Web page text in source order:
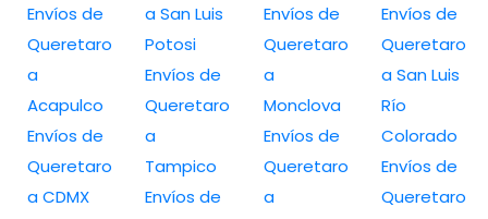
Envíos de
Queretaro
a
Acapulco
Envíos de
Queretaro
a CDMX
a San Luis
Potosi
Envíos de
Queretaro
a
Tampico
Envíos de
Envíos de
Queretaro
a
Monclova
Envíos de
Queretaro
a
Envíos de
Queretaro
a San Luis
Río
Colorado
Envíos de
Queretaro